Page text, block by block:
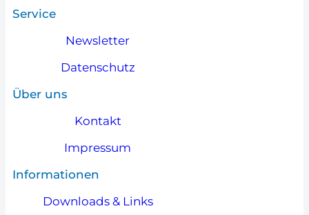
Service
Newsletter
Datenschutz
Über uns
Kontakt
Impressum
Informationen
Downloads & Links